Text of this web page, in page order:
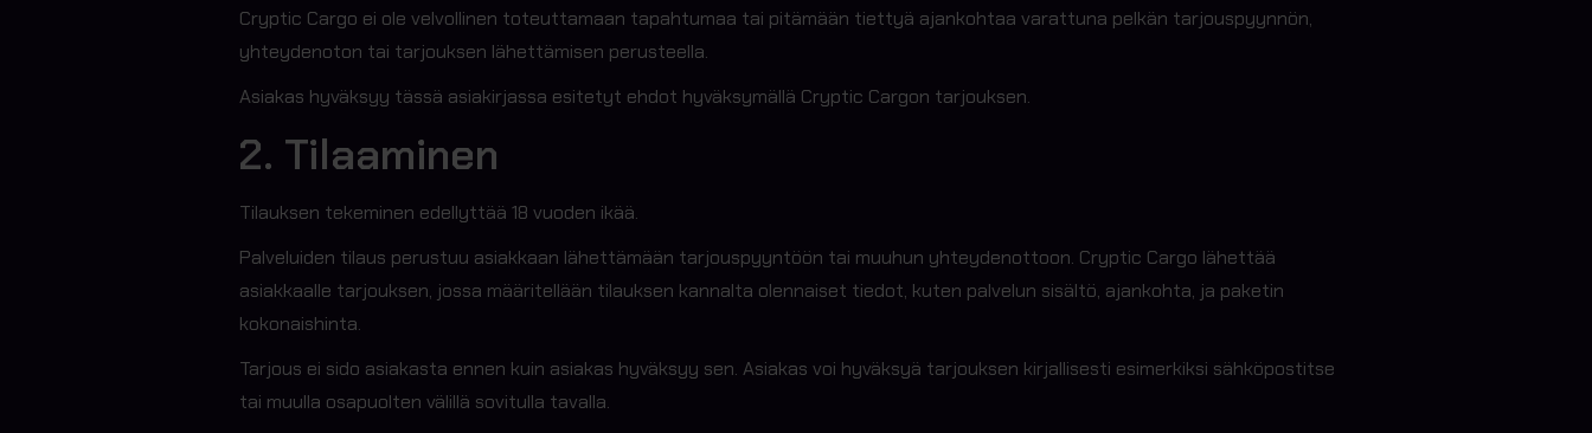
Cryptic Cargo ei ole velvollinen toteuttamaan tapahtumaa tai pitämään tiettyä ajankohtaa varattuna pelkän tarjouspyynnön,
yhteydenoton tai tarjouksen lähettämisen perusteella.
Asiakas hyväksyy tässä asiakirjassa esitetyt ehdot hyväksymällä Cryptic Cargon tarjouksen.
2. Tilaaminen
Tilauksen tekeminen edellyttää 18 vuoden ikää.
Palveluiden tilaus perustuu asiakkaan lähettämään tarjouspyyntöön tai muuhun yhteydenottoon. Cryptic Cargo lähettää
asiakkaalle tarjouksen, jossa määritellään tilauksen kannalta olennaiset tiedot, kuten palvelun sisältö, ajankohta, ja paketin
kokonaishinta.
Tarjous ei sido asiakasta ennen kuin asiakas hyväksyy sen. Asiakas voi hyväksyä tarjouksen kirjallisesti esimerkiksi sähköpostitse
tai muulla osapuolten välillä sovitulla tavalla.